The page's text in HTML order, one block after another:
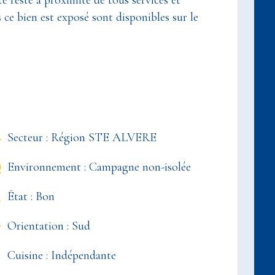
bien est exposé sont disponibles sur le
Secteur : Région STE ALVERE
Environnement : Campagne non-isolée
État : Bon
Orientation : Sud
Cuisine : Indépendante